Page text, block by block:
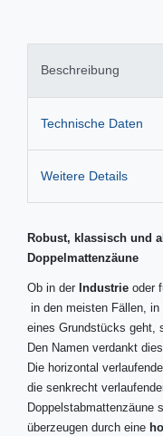
Beschreibung
Technische Daten
Weitere Details
Robust, klassisch und
Doppelmattenzäune
Ob in der Industrie oder
in den meisten Fällen,
eines Grundstücks geht,
Den Namen verdankt
Die horizontal
die senkrecht
Doppelstabmattenzäune
überzeugen durch eine